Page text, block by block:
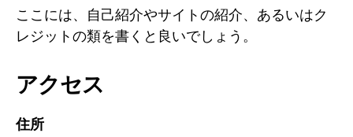
ここには、自己紹介やサイトの紹介、あるいはク
レジットの類を書くと良いでしょう。
アクセス
住所